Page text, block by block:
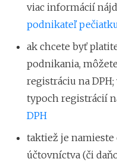
viac informácií
podnikateľ
ak chcete byť
podnikania,
registráciu na
typoch registrácií
DPH
taktiež je namieste
účtovníctva (či